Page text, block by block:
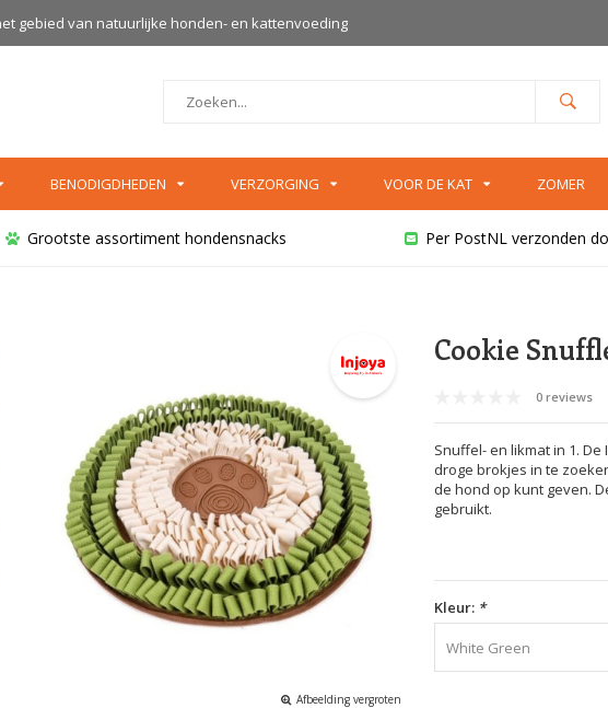
gebied van natuurlijke honden- en kattenvoeding
BENODIGDHEDEN VERZORGING VOOR DE KAT ZOMER
Grootste assortiment hondensnacks Per PostNL verzonden
Afbeelding vergroten
Cookie
0 reviews
Snuffel- en likmat in 1.
droge brokjes in te
de hond op kunt geven.
gebruikt.
Kleur: *
White Green